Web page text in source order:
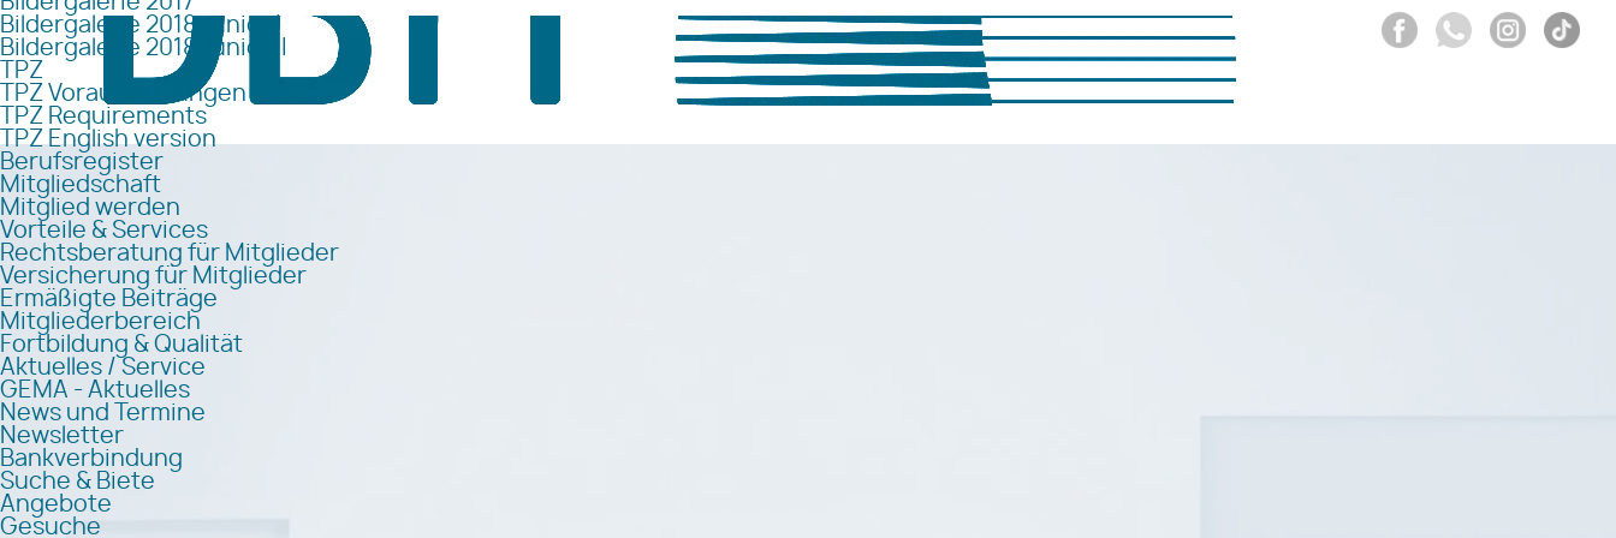
Bildergalerie 2018 Junior I
Bildergalerie 2018 Junior II
TPZ
TPZ Voraussetzungen
TPZ Requirements
TPZ English version
Berufsregister
Mitgliedschaft
Mitglied werden
Vorteile & Services
Rechtsberatung für Mitglieder
Versicherung für Mitglieder
Ermäßigte Beiträge
Mitgliederbereich
Fortbildung & Qualität
Aktuelles / Service
GEMA - Aktuelles
News und Termine
Newsletter
Bankverbindung
Suche & Biete
Angebote
Gesuche